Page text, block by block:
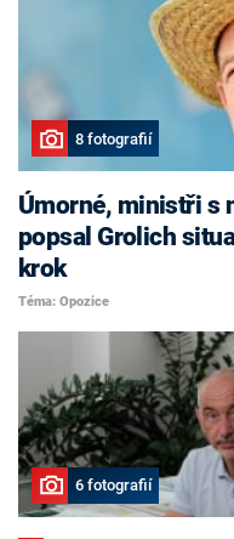
8 fotografií
Úmorné, ministři s
popsal Grolich
krok
Téma: Opozice
6 fotografií